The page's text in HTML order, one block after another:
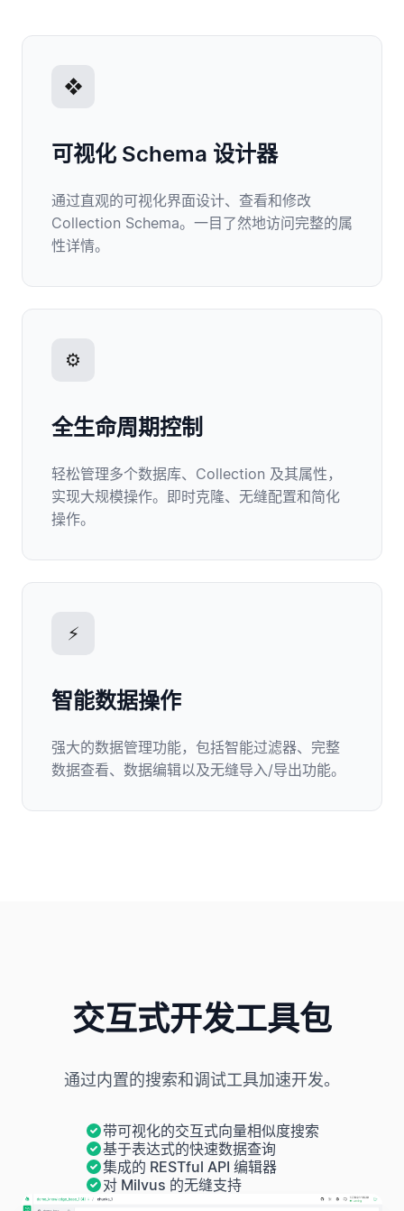
❖
可视化 Schema 设计器
通过直观的可视化界面设计、查看和修改
Collection Schema。一目了然地访问完整的属
性详情。
⚙️
全生命周期控制
轻松管理多个数据库、Collection 及其属性，
实现大规模操作。即时克隆、无缝配置和简化
操作。
⚡
智能数据操作
强大的数据管理功能，包括智能过滤器、完整
数据查看、数据编辑以及无缝导入/导出功能。
交互式开发工具包
通过内置的搜索和调试工具加速开发。
带可视化的交互式向量相似度搜索
基于表达式的快速数据查询
集成的 RESTful API 编辑器
对 Milvus 的无缝支持